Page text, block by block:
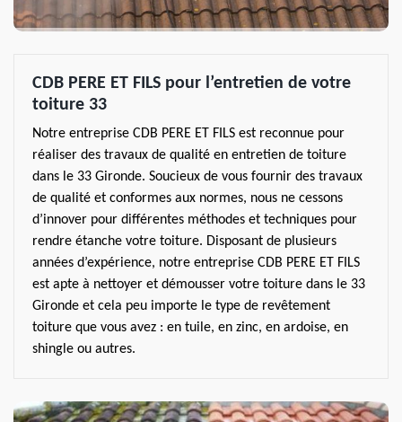
CDB PERE ET FILS pour l’entretien de votre
toiture 33
Notre entreprise CDB PERE ET FILS est reconnue pour
réaliser des travaux de qualité en entretien de toiture
dans le 33 Gironde. Soucieux de vous fournir des travaux
de qualité et conformes aux normes, nous ne cessons
d’innover pour différentes méthodes et techniques pour
rendre étanche votre toiture. Disposant de plusieurs
années d’expérience, notre entreprise CDB PERE ET FILS
est apte à nettoyer et démousser votre toiture dans le 33
Gironde et cela peu importe le type de revêtement
toiture que vous avez : en tuile, en zinc, en ardoise, en
shingle ou autres.